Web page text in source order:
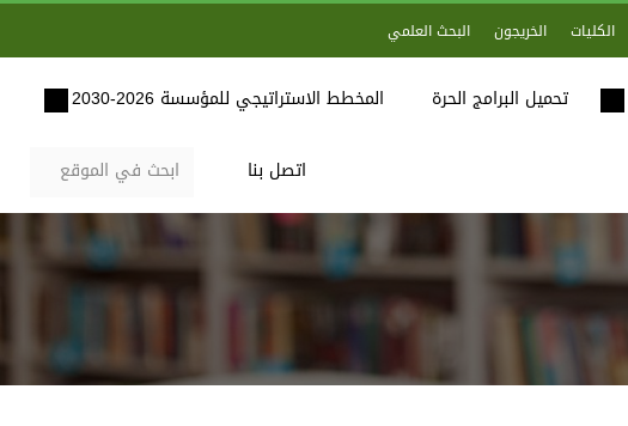
الكليات الخريجون البحث العلمي
تحميل البرامج الحرة المخطط الاستراتيجي للمؤسسة 2026-2030
اتصل بنا